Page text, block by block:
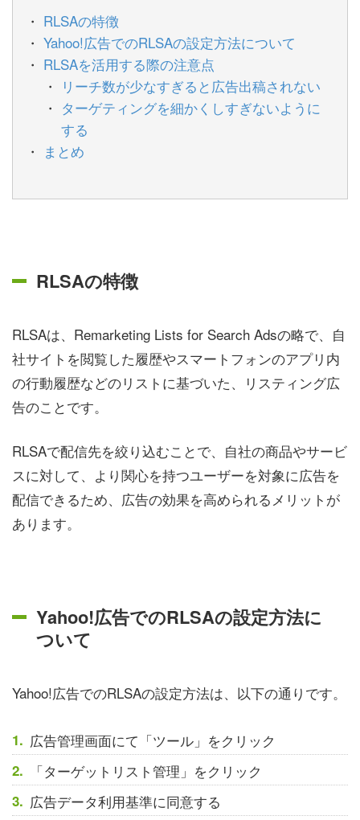
RLSAの特徴
Yahoo!広告でのRLSAの設定方法について
RLSAを活用する際の注意点
リーチ数が少なすぎると広告出稿されない
ターゲティングを細かくしすぎないように
する
まとめ
RLSAの特徴
RLSAは、Remarketing Lists for Search Adsの略で、自
社サイトを閲覧した履歴やスマートフォンのアプリ内
の行動履歴などのリストに基づいた、リスティング広
告のことです。
RLSAで配信先を絞り込むことで、自社の商品やサービ
スに対して、より関心を持つユーザーを対象に広告を
配信できるため、広告の効果を高められるメリットが
あります。
Yahoo!広告でのRLSAの設定方法に
ついて
Yahoo!広告でのRLSAの設定方法は、以下の通りです。
広告管理画面にて「ツール」をクリック
「ターゲットリスト管理」をクリック
広告データ利用基準に同意する